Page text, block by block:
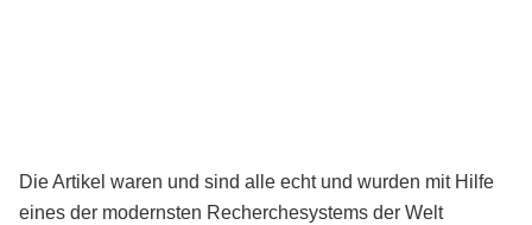
Die Artikel waren und sind alle echt und wurden mit Hilfe
eines der modernsten Recherchesystems der Welt